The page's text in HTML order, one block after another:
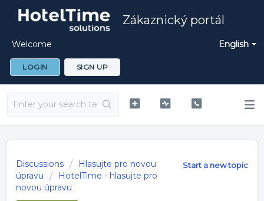
Zákaznický portál
English
Welcome
LOGIN SIGN UP
Start a new topic
Discussions
Hlasujte pro novou
úpravu
HotelTime - hlasujte pro
novou úpravu